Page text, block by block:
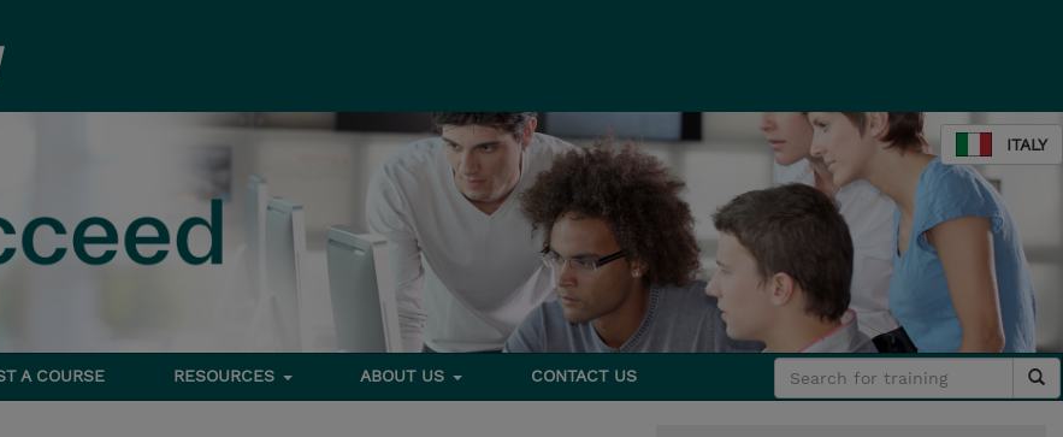
ITALY
A COURSE RESOURCES ABOUT US CONTACT US